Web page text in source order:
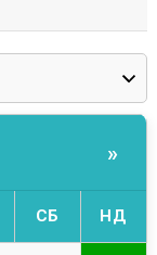
»
СБ НД